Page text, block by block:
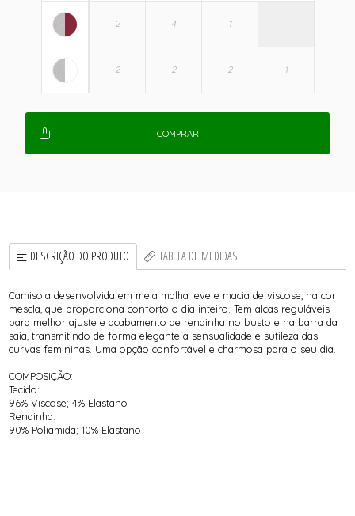
COMPRAR
DESCRIÇÃO DO PRODUTO TABELA DE MEDIDAS
Camisola desenvolvida em meia malha leve e macia de viscose, na cor
mescla, que proporciona conforto o dia inteiro. Tem alças reguláveis
para melhor ajuste e acabamento de rendinha no busto e na barra da
saia, transmitindo de forma elegante a sensualidade e sutileza das
curvas femininas. Uma opção confortável e charmosa para o seu dia.
COMPOSIÇÃO:
Tecido:
96% Viscose; 4% Elastano
Rendinha:
90% Poliamida; 10% Elastano